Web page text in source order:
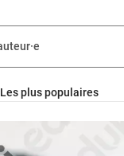
Les plus populaires